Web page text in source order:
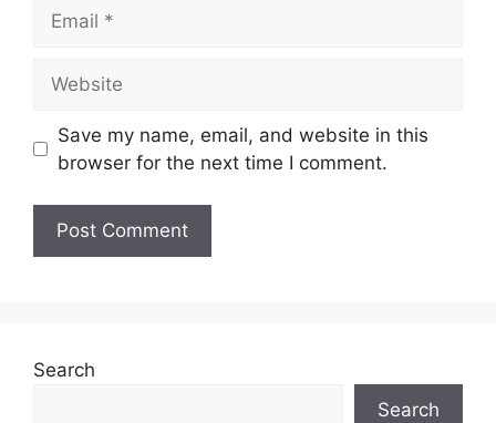
Save my name, email, and website in this
browser for the next time I comment.
Search
Search